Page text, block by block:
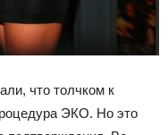
что толчком к
ЭКО. Но это